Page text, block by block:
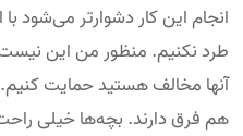
انجام این کار دشوارتر می‌شود
طرد نکنیم. منظور من این نیست
آنها مخالف هستید حمایت
هم فرق دارند. بچه‌ها خیلی